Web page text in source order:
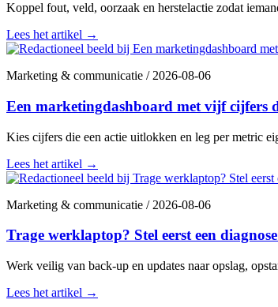
Koppel fout, veld, oorzaak en herstelactie zodat
Lees het artikel →
Marketing & communicatie /2026-08-06
Een marketingdashboard met vijf cijfers
Kies cijfers die een actie uitlokken en leg per metric
Lees het artikel →
Marketing & communicatie /2026-08-06
Trage werklaptop? Stel eerst een
Werk veilig van back-up en updates naar opslag,
Lees het artikel →